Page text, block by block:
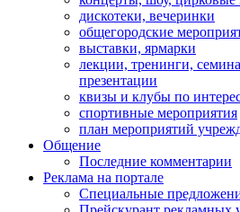
дискотеки, вечеринки
общегородские
выставки, ярмарки
лекции, тренинги,
презентации
квизы и клубы по
спортивные мероприятия
план мероприятий
Общение
Последние комментарии
Реклама на портале
Специальные